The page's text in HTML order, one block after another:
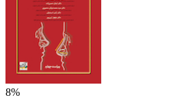
8%